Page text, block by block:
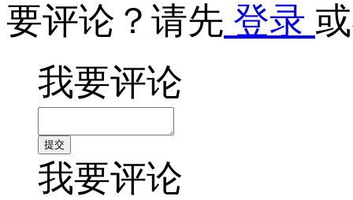
要评论？请先 登录
我要评论
我要评论